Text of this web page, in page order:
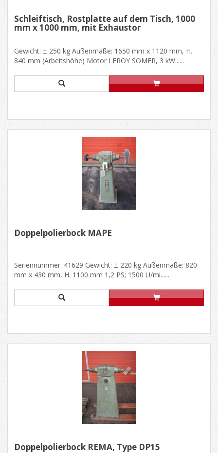
Schleiftisch, Rostplatte auf dem Tisch, 1000
mm x 1000 mm, mit Exhaustor
Gewicht: ± 250 kg Außenmaße: 1650 mm x 1120 mm, H.
840 mm (Arbeitshöhe) Motor LEROY SOMER, 3 kW......
Doppelpolierbock MAPE
Seriennummer: 41629 Gewicht: ± 220 kg Außenmaße: 820
mm x 430 mm, H. 1100 mm 1,2 PS; 1500 U/mi......
Doppelpolierbock REMA, Type DP15